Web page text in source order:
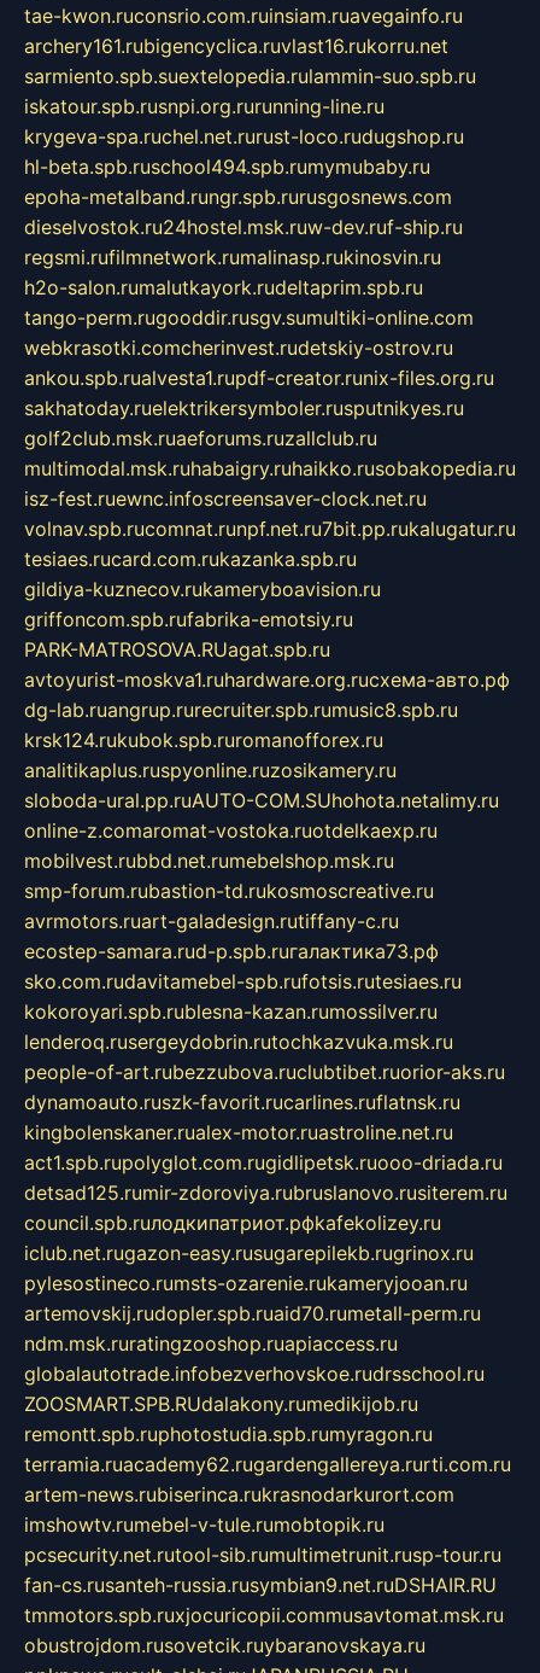
tae-kwon.ruconsrio.com.ruinsiam.ruavegainfo.ru
archery161.rubigencyclica.ruvlast16.rukorru.net
sarmiento.spb.suextelopedia.rulammin-suo.spb.ru
iskatour.spb.rusnpi.org.rurunning-line.ru
krygeva-spa.ruchel.net.rurust-loco.rudugshop.ru
hl-beta.spb.ruschool494.spb.rumymubaby.ru
epoha-metalband.rungr.spb.rurusgosnews.com
dieselvostok.ru24hostel.msk.ruw-dev.ruf-ship.ru
regsmi.rufilmnetwork.rumalinasp.rukinosvin.ru
h2o-salon.rumalutkayork.rudeltaprim.spb.ru
tango-perm.rugooddir.rusgv.sumultiki-online.com
webkrasotki.comcherinvest.rudetskiy-ostrov.ru
ankou.spb.rualvesta1.rupdf-creator.runix-files.org.ru
sakhatoday.ruelektrikersymboler.rusputnikyes.ru
golf2club.msk.ruaeforums.ruzallclub.ru
multimodal.msk.ruhabaigry.ruhaikko.rusobakopedia.ru
isz-fest.ruewnc.infoscreensaver-clock.net.ru
volnav.spb.rucomnat.runpf.net.ru7bit.pp.rukalugatur.ru
tesiaes.rucard.com.rukazanka.spb.ru
gildiya-kuznecov.rukameryboavision.ru
griffoncom.spb.rufabrika-emotsiy.ru
PARK-MATROSOVA.RUagat.spb.ru
avtoyurist-moskva1.ruhardware.org.ruсхема-авто.рф
dg-lab.ruangrup.rurecruiter.spb.rumusic8.spb.ru
krsk124.rukubok.spb.ruromanofforex.ru
analitikaplus.ruspyonline.ruzosikamery.ru
sloboda-ural.pp.ruAUTO-COM.SUhohota.netalimy.ru
online-z.comaromat-vostoka.ruotdelkaexp.ru
mobilvest.rubbd.net.rumebelshop.msk.ru
smp-forum.rubastion-td.rukosmoscreative.ru
avrmotors.ruart-galadesign.rutiffany-c.ru
ecostep-samara.rud-p.spb.ruгалактика73.рф
sko.com.rudavitamebel-spb.rufotsis.rutesiaes.ru
kokoroyari.spb.rublesna-kazan.rumossilver.ru
lenderoq.rusergeydobrin.rutochkazvuka.msk.ru
people-of-art.rubezzubova.ruclubtibet.ruorior-aks.ru
dynamoauto.ruszk-favorit.rucarlines.ruflatnsk.ru
kingbolenskaner.rualex-motor.ruastroline.net.ru
act1.spb.rupolyglot.com.rugidlipetsk.ruooo-driada.ru
detsad125.rumir-zdoroviya.rubruslanovo.rusiterem.ru
council.spb.ruлодкипатриот.рфkafekolizey.ru
iclub.net.rugazon-easy.rusugarepilekb.rugrinox.ru
pylesostineco.rumsts-ozarenie.rukameryjooan.ru
artemovskij.rudopler.spb.ruaid70.rumetall-perm.ru
ndm.msk.ruratingzooshop.ruapiaccess.ru
globalautotrade.infobezverhovskoe.rudrsschool.ru
ZOOSMART.SPB.RUdalakony.rumedikijob.ru
remontt.spb.ruphotostudia.spb.rumyragon.ru
terramia.ruacademy62.rugardengallereya.rurti.com.ru
artem-news.rubiserinca.rukrasnodarkurort.com
imshowtv.rumebel-v-tule.rumobtopik.ru
pcsecurity.net.rutool-sib.rumultimetrunit.rusp-tour.ru
fan-cs.rusanteh-russia.rusymbian9.net.ruDSHAIR.RU
tmmotors.spb.ruxjocuricopii.commusavtomat.msk.ru
obustrojdom.rusovetcik.ruybaranovskaya.ru